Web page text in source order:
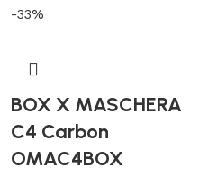
-33%
BOX X MASCHERA
C4 Carbon
OMAC4BOX